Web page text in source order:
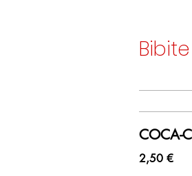
COCA-
2,50 €